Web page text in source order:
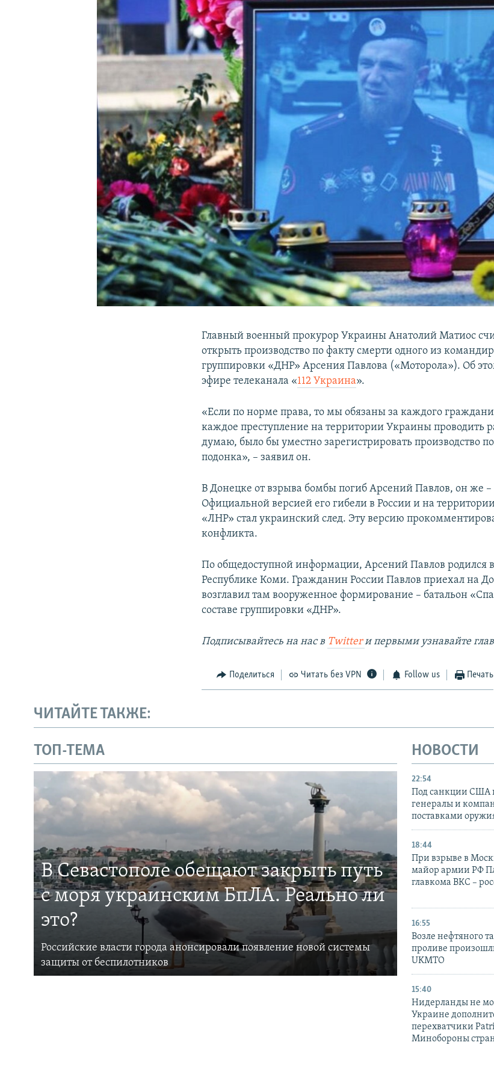
КРЫМ.НЕПОКОРЕННЫЙ
УКРАИНСКАЯ ПРОБЛЕМА КРЫМА
Главный военный прокурор Украины Анатолий Матиос
открыть производство по факту смерти одного из
группировки «ДНР» Арсения Павлова («Моторола»). Об
эфире телеканала «112 Украина».
«Если по норме права, то мы обязаны за каждого
каждое преступление на территории Украины проводить
думаю, было бы уместно зарегистрировать производство
подонка», – заявил он.
В Донецке от взрыва бомбы погиб Арсений Павлов, он же
Официальной версией его гибели в России и на
«ЛНР» стал украинский след. Эту версию
конфликта.
По общедоступной информации, Арсений Павлов родился в
Республике Коми. Гражданин России Павлов приехал на
возглавил там вооруженное формирование – батальон
составе группировки «ДНР».
Подписывайтесь на наc в Twitterи первыми узнавайте
Поделиться Читать без VPN Follow us Печать
ЧИТАЙТЕ ТАКЖЕ:
ТОП-ТЕМА
В Севастополе обещают закрыть путь
с моря украинским БпЛА. Реально ли
это?
Российские власти города анонсировали появление новой системы
защиты от беспилотников
НОВОСТИ
22:54
Под санкции США
генералы и
поставками
18:44
При взрыве в
майор армии РФ
главкома ВКС –
16:55
Возле нефтяного
проливе
UKMTO
15:40
Нидерланды не
Украине
перехватчики
Минобороны